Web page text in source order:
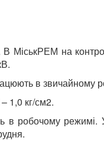
МіськРЕМ на
в
1,0 кг/см2.
в робочому